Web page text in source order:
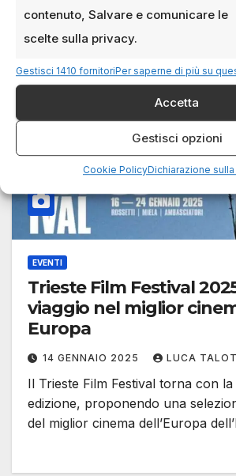
contenuto, Salvare e comunicare le
scelte sulla privacy.
Gestisci 1410 fornitoriPer saperne di più su
Accetta
Gestisci opzioni
Cookie PolicyDichiarazione
EVENTI
Trieste Film Festival
viaggio nel miglior
Europa
14 GENNAIO 2025 LUCA
Il Trieste Film Festival torna con la
edizione, proponendo una
del miglior cinema dell’Europa